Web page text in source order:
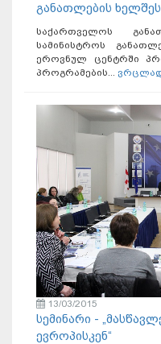
განათლების
საქართველოს
სამინისტროს
ეროვნულ ცენტრში
პროგრამების...
13/03/2015
სემინარი -
ევროპისკენ“